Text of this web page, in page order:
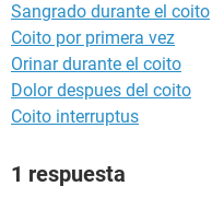
Sangrado durante el coito
Coito por primera vez
Orinar durante el coito
Dolor despues del coito
Coito interruptus
1 respuesta